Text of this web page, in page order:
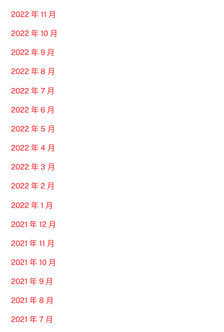
2022 年 11 月
2022 年 10 月
2022 年 9 月
2022 年 8 月
2022 年 7 月
2022 年 6 月
2022 年 5 月
2022 年 4 月
2022 年 3 月
2022 年 2 月
2022 年 1 月
2021 年 12 月
2021 年 11 月
2021 年 10 月
2021 年 9 月
2021 年 8 月
2021 年 7 月